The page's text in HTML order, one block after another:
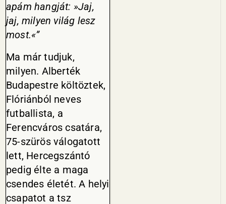
apám hangját: »Jaj,
jaj, milyen világ lesz
most.«”
Ma már tudjuk,
milyen. Alberték
Budapestre költöztek,
Flóriánból neves
futballista, a
Ferencváros csatára,
75-szürös válogatott
lett, Hercegszántó
pedig élte a maga
csendes életét. A helyi
csapatot a tsz